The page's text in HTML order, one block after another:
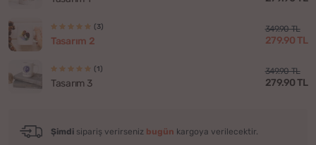
(3)
Tasarım 2
349.90 TL
279.90 TL
(1)
Tasarım 3
349.90 TL
279.90 TL
Şimdi sipariş verirseniz bugün kargoya verilecektir.